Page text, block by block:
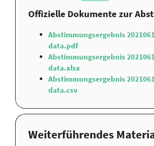
Offizielle Dokumente zur
Abstimmungsergebnis
data.pdf
Abstimmungsergebnis
data.xlsx
Abstimmungsergebnis
data.csv
Weiterführendes